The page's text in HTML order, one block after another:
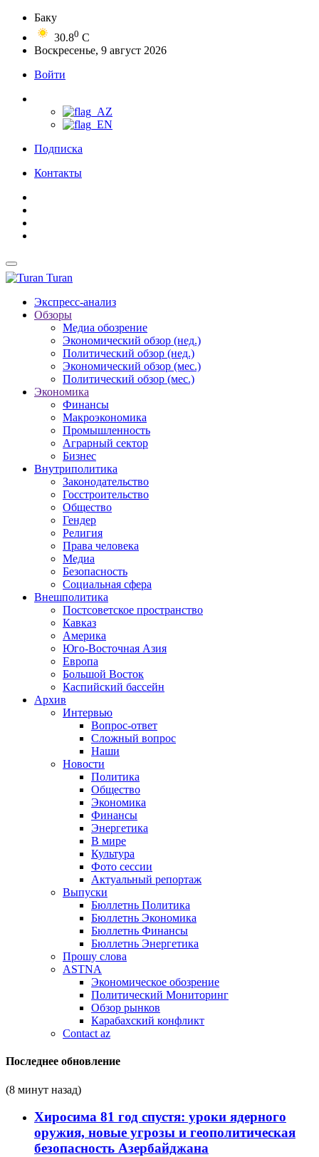
Баку
30.80 C
Воскресенье, 9 август 2026
Войти
Подписка
Контакты
Turan
Экспресс-анализ
Обзоры
Медиа обозрение
Экономический обзор (нед.)
Политический обзор (нед.)
Экономический обзор (мес.)
Политический обзор (мес.)
Экономика
Финансы
Макроэкономика
Промышленность
Аграрный сектор
Бизнес
Внутриполитика
Законодательство
Госстроительство
Общество
Гендер
Религия
Права человека
Медиа
Безопасность
Социальная сфера
Внешполитика
Постсоветское пространство
Кавказ
Америка
Юго-Восточная Азия
Европа
Большой Восток
Каспийский бассейн
Архив
Интервью
Вопрос-ответ
Сложный вопрос
Наши
Новости
Политика
Общество
Экономика
Финансы
Энергетика
В мире
Культура
Фото сессии
Актуальный репортаж
Выпуски
Бюллетнь Политика
Бюллетнь Экономика
Бюллетнь Финансы
Бюллетнь Энергетика
Прошу слова
ASTNA
Экономическое обозрение
Политический Мониторинг
Обзор рынков
Карабахский конфликт
Contact az
Последнее обновление
(8 минут назад)
Хиросима 81 год спустя: уроки ядерного
оружия, новые угрозы и геополитическая
безопасность Азербайджана